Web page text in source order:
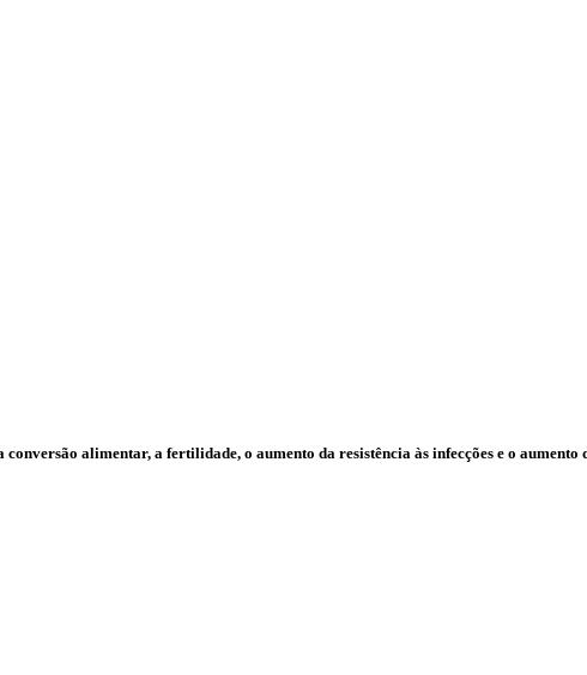
alimentar, a fertilidade, o aumento da resistência às infecções e o